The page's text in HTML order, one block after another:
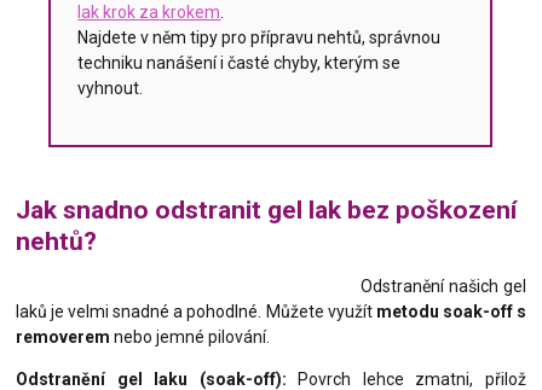
lak krok za krokem.
Najdete v něm tipy pro přípravu nehtů, správnou
techniku nanášení i časté chyby, kterým se
vyhnout.
Jak snadno odstranit gel lak bez poškození
nehtů?
Odstranění našich gel
laků je velmi snadné a pohodlné. Můžete využít metodu soak-off s
removerem nebo jemné pilování.
Odstranění gel laku (soak-off): Povrch lehce zmatni, přilož